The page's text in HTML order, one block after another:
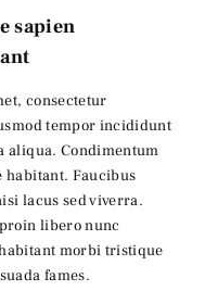
sapien
consectetur
tempor incididunt
aliqua. Condimentum
habitant. Faucibus
lacus sed viverra.
libero nunc
morbi tristique
fames.